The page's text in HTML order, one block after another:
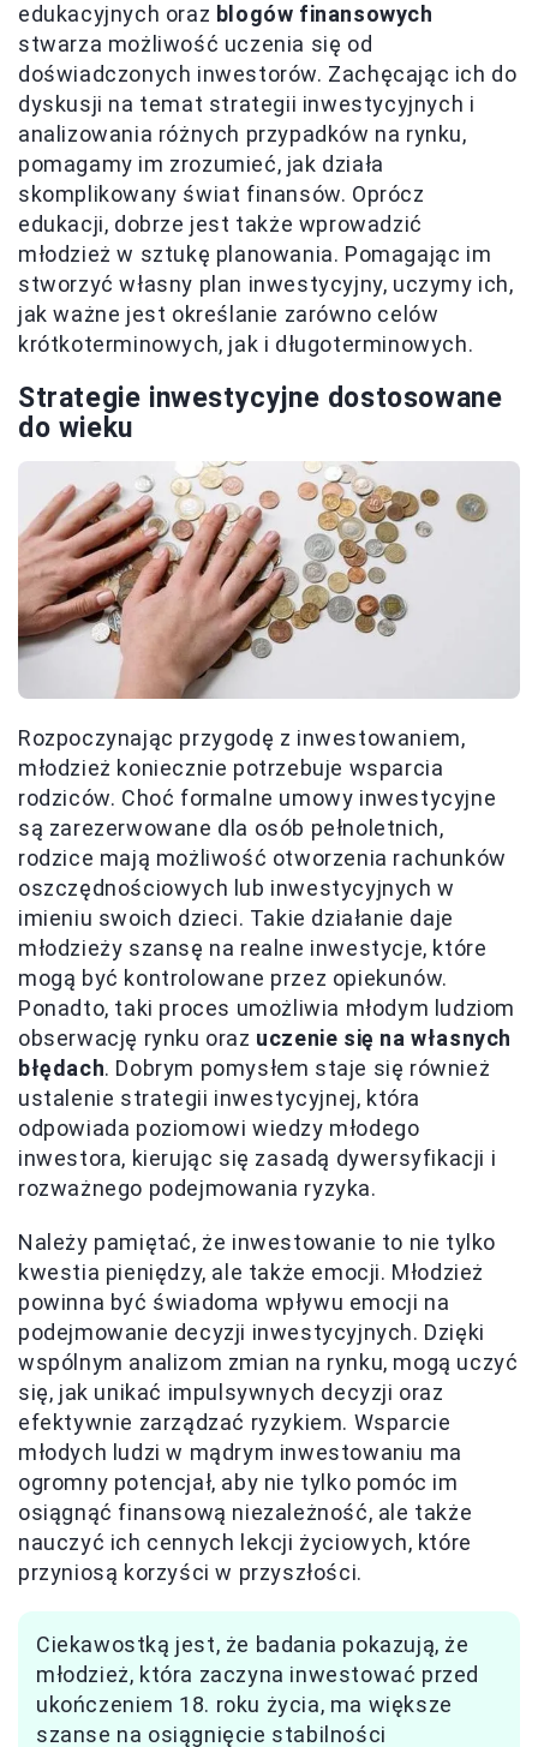
edukacyjnych oraz blogów finansowych
stwarza możliwość uczenia się od
doświadczonych inwestorów. Zachęcając ich do
dyskusji na temat strategii inwestycyjnych i
analizowania różnych przypadków na rynku,
pomagamy im zrozumieć, jak działa
skomplikowany świat finansów. Oprócz
edukacji, dobrze jest także wprowadzić
młodzież w sztukę planowania. Pomagając im
stworzyć własny plan inwestycyjny, uczymy ich,
jak ważne jest określanie zarówno celów
krótkoterminowych, jak i długoterminowych.
Strategie inwestycyjne dostosowane
do wieku
Rozpoczynając przygodę z inwestowaniem,
młodzież koniecznie potrzebuje wsparcia
rodziców. Choć formalne umowy inwestycyjne
są zarezerwowane dla osób pełnoletnich,
rodzice mają możliwość otworzenia rachunków
oszczędnościowych lub inwestycyjnych w
imieniu swoich dzieci. Takie działanie daje
młodzieży szansę na realne inwestycje, które
mogą być kontrolowane przez opiekunów.
Ponadto, taki proces umożliwia młodym ludziom
obserwację rynku oraz uczenie się na własnych
błędach. Dobrym pomysłem staje się również
ustalenie strategii inwestycyjnej, która
odpowiada poziomowi wiedzy młodego
inwestora, kierując się zasadą dywersyfikacji i
rozważnego podejmowania ryzyka.
Należy pamiętać, że inwestowanie to nie tylko
kwestia pieniędzy, ale także emocji. Młodzież
powinna być świadoma wpływu emocji na
podejmowanie decyzji inwestycyjnych. Dzięki
wspólnym analizom zmian na rynku, mogą uczyć
się, jak unikać impulsywnych decyzji oraz
efektywnie zarządzać ryzykiem. Wsparcie
młodych ludzi w mądrym inwestowaniu ma
ogromny potencjał, aby nie tylko pomóc im
osiągnąć finansową niezależność, ale także
nauczyć ich cennych lekcji życiowych, które
przyniosą korzyści w przyszłości.
Ciekawostką jest, że badania pokazują, że
młodzież, która zaczyna inwestować przed
ukończeniem 18. roku życia, ma większe
szanse na osiągnięcie stabilności